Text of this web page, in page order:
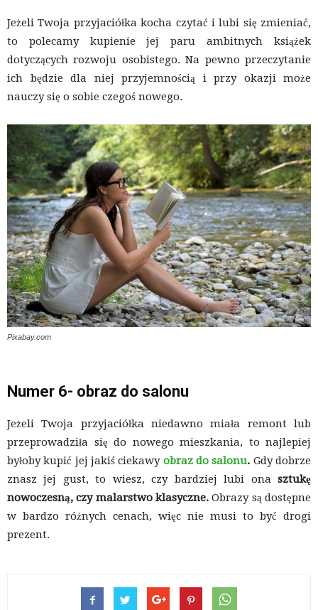
Jeżeli Twoja przyjaciółka kocha czytać i lubi się zmieniać,
to polecamy kupienie jej paru ambitnych książek
dotyczących rozwoju osobistego. Na pewno przeczytanie
ich będzie dla niej przyjemnością i przy okazji może
nauczy się o sobie czegoś nowego.
Pixabay.com
Numer 6- obraz do salonu
Jeżeli Twoja przyjaciółka niedawno miała remont lub
przeprowadziła się do nowego mieszkania, to najlepiej
byłoby kupić jej jakiś ciekawy obraz do salonu. Gdy dobrze
znasz jej gust, to wiesz, czy bardziej lubi ona sztukę
nowoczesną, czy malarstwo klasyczne. Obrazy są dostępne
w bardzo różnych cenach, więc nie musi to być drogi
prezent.